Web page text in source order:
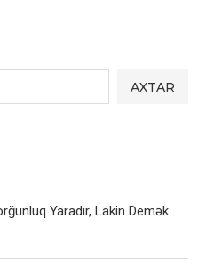
AXTAR
Yaradır, Lakin Demək